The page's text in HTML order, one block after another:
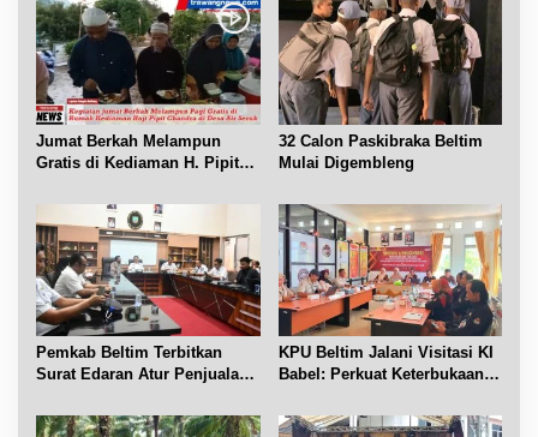
p
o
s
Jumat Berkah Melampun
Gratis di Kediaman H. Pipit
32 Calon Paskibraka Beltim
Mulai Digembleng
Pemkab Beltim Terbitkan
Surat Edaran Atur Penjualan
KPU Beltim Jalani Visitasi KI
Babel: Perkuat Keterbukaan